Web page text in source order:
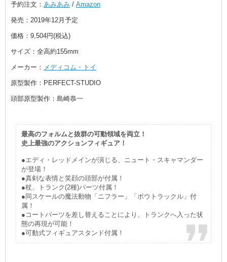
予約注文： あみあみ / Amazon
発売：2019年12月予定
価格：9,504円(税込)
サイズ：全高約155mm
メーカー： メディコム・トイ
原型製作：PERFECT-STUDIO
頭部原型製作：島崎恭一
最高のフォルムと抜群の可動領域を両立！
史上最強のアクションフィギュア！
●エディ・レッドメインが演じる、ニュート・スキャマンダー
が登場！
●真剣な表情と笑顔の頭部が付属！
●杖、トランク(2種)パーツ付属！
●同スケールの魔法動物「ニフラー」「ボウトラックル」付
属！
●コートパーツを差し替えることにより、トランクへ入った状
態の再現が可能！
●可動式フィギュアスタンド付属！